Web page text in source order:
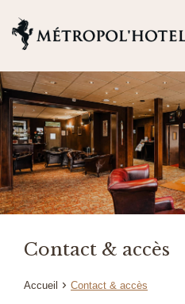
Contact & accès
Accueil Contact & accès